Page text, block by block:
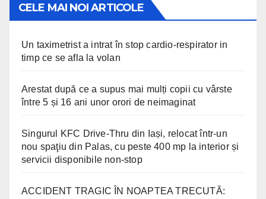
CELE MAI NOI ARTICOLE
Un taximetrist a intrat în stop cardio-respirator in
timp ce se afla la volan
Arestat după ce a supus mai mulți copii cu vârste
între 5 și 16 ani unor orori de neimaginat
Singurul KFC Drive-Thru din Iași, relocat într-un
nou spaţiu din Palas, cu peste 400 mp la interior și
servicii disponibile non-stop
ACCIDENT TRAGIC ÎN NOAPTEA TRECUTĂ: